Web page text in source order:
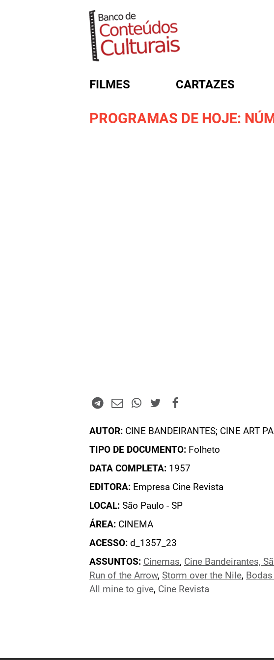
FILMES CARTAZES
PROGRAMAS DE HOJE:
AUTOR: CINE BANDEIRANTES; CINE ART
TIPO DE DOCUMENTO: Folheto
DATA COMPLETA: 1957
EDITORA: Empresa Cine Revista
LOCAL: São Paulo - SP
ÁREA: CINEMA
ACESSO: d_1357_23
ASSUNTOS: Cinemas, Cine Bandeirantes,
Run of the Arrow, Storm over the Nile,
All mine to give, Cine Revista